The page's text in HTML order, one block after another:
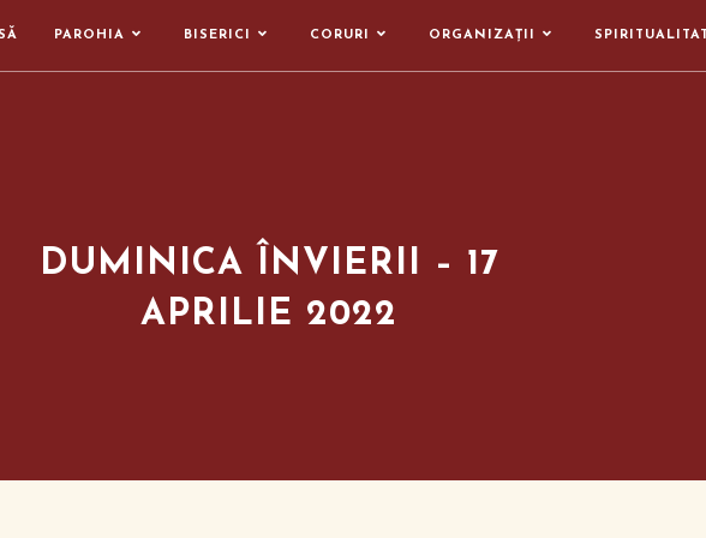
PAROHIA BISERICI CORURI ORGANIZAȚII
DUMINICA ÎNVIERII – 17
APRILIE 2022